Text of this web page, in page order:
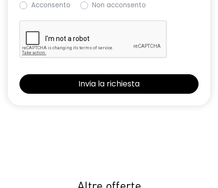
Acconsento
Non acconsento